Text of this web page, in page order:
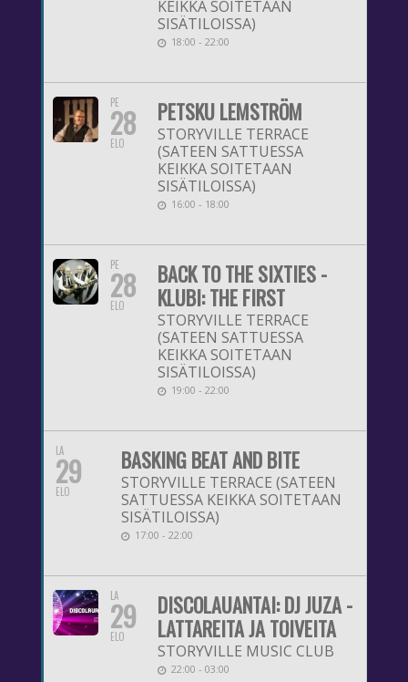
KEIKKA SOITETAAN
SISÄTILOISSA)
18:00 - 22:00
PE
28
ELO
PETSKU LEMSTRÖM
STORYVILLE TERRACE
(SATEEN SATTUESSA
KEIKKA SOITETAAN
SISÄTILOISSA)
16:00 - 18:00
PE
28
ELO
BACK TO THE SIXTIES -
KLUBI: THE FIRST
STORYVILLE TERRACE
(SATEEN SATTUESSA
KEIKKA SOITETAAN
SISÄTILOISSA)
19:00 - 22:00
LA
29
ELO
BASKING BEAT AND BITE
STORYVILLE TERRACE (SATEEN
SATTUESSA KEIKKA SOITETAAN
SISÄTILOISSA)
17:00 - 22:00
LA
29
ELO
DISCOLAUANTAI: DJ JUZA -
LATTAREITA JA TOIVEITA
STORYVILLE MUSIC CLUB
22:00 - 03:00